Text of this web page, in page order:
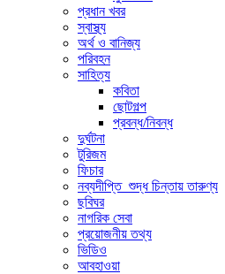
প্রধান খবর
স্বাস্থ্য
অর্থ ও বানিজ্য
পরিবহন
সাহিত্য
কবিতা
ছোটগল্প
প্রবন্ধ/নিবন্ধ
দুর্ঘটনা
টুরিজম
ফিচার
নব্যদীপ্তি_শুদ্ধ চিন্তায় তারুণ্য
ছবিঘর
নাগরিক সেবা
প্রয়োজনীয় তথ্য
ভিডিও
আবহাওয়া